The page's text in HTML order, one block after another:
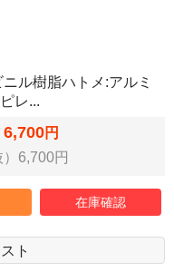
ル樹脂ハトメ:アルミ
レ...
6,700円
6,700円
在庫確認
ト